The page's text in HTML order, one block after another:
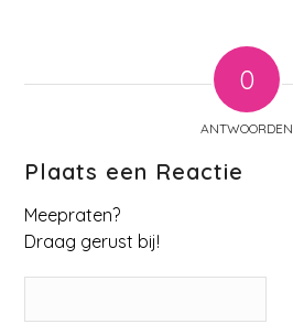
0
ANTWOORDEN
Plaats een Reactie
Meepraten?
Draag gerust bij!